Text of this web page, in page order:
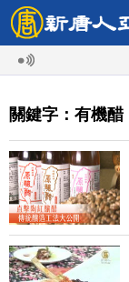
關鍵字：有機醋